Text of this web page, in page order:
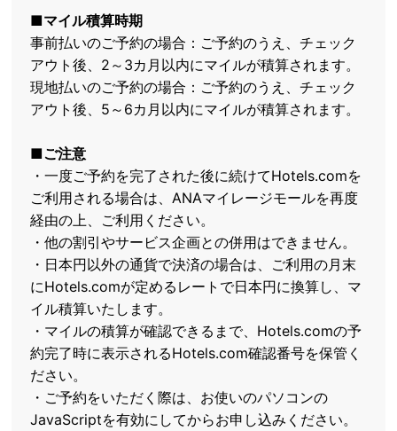
■マイル積算時期
事前払いのご予約の場合：ご予約のうえ、チェック
アウト後、2～3カ月以内にマイルが積算されます。
現地払いのご予約の場合：ご予約のうえ、チェック
アウト後、5～6カ月以内にマイルが積算されます。
■ご注意
・一度ご予約を完了された後に続けてHotels.comを
ご利用される場合は、ANAマイレージモールを再度
経由の上、ご利用ください。
・他の割引やサービス企画との併用はできません。
・日本円以外の通貨で決済の場合は、ご利用の月末
にHotels.comが定めるレートで日本円に換算し、マ
イル積算いたします。
・マイルの積算が確認できるまで、Hotels.comの予
約完了時に表示されるHotels.com確認番号を保管く
ださい。
・ご予約をいただく際は、お使いのパソコンの
JavaScriptを有効にしてからお申し込みください。